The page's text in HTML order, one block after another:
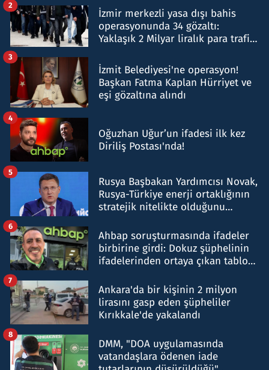
İzmir merkezli yasa dışı bahis
operasyonunda 34 gözaltı:
Yaklaşık 2 Milyar liralık para trafiği
2
İzmit Belediyesi'ne operasyon!
Başkan Fatma Kaplan Hürriyet ve
eşi gözaltına alındı
3
Oğuzhan Uğur’un ifadesi ilk kez
Diriliş Postası'nda!
4
Rusya Başbakan Yardımcısı Novak,
Rusya-Türkiye enerji ortaklığının
stratejik nitelikte olduğunu
5
Ahbap soruşturmasında ifadeler
birbirine girdi: Dokuz şüphelinin
ifadelerinden ortaya çıkan tablo
6
Ankara'da bir kişinin 2 milyon
lirasını gasp eden şüpheliler
Kırıkkale'de yakalandı
7
DMM, "DOA uygulamasında
vatandaşlara ödenen iade
8